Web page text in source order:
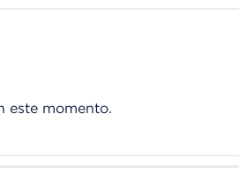
este momento.